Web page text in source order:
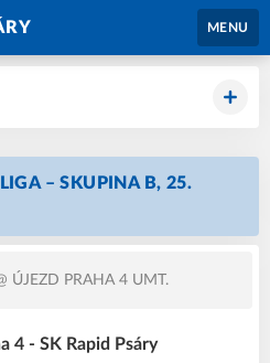
MENU
– SKUPINA B, 25.
ÚJEZD PRAHA 4 UMT.
4 - SK Rapid Psáry